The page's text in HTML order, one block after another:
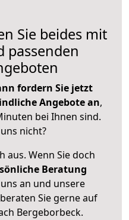
Sie beides mit
passenden
fordern Sie jetzt
Angebote an,
bei Ihnen sind.
nicht?
aus. Wenn Sie doch
Beratung
an und unsere
Sie gerne auf
Bergeborbeck.